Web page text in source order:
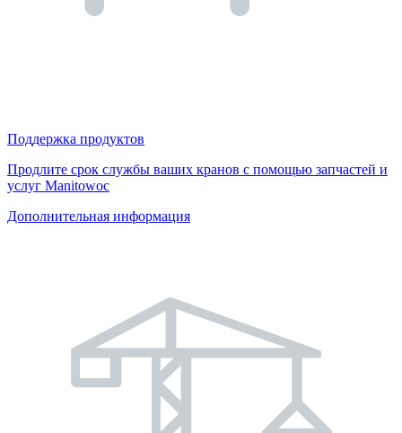
Поддержка продуктов
Продлите срок службы ваших кранов с помощью запчастей и
услуг Manitowoc
Дополнительная информация